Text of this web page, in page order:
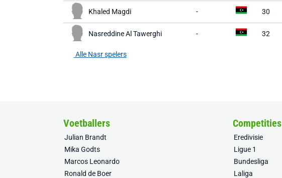
Khaled Magdi - 30
Nasreddine Al Tawerghi - 32
Alle Nasr spelers
Voetballers
Julian Brandt
Mika Godts
Marcos Leonardo
Ronald de Boer
Competities
Eredivisie
Ligue 1
Bundesliga
Laliga